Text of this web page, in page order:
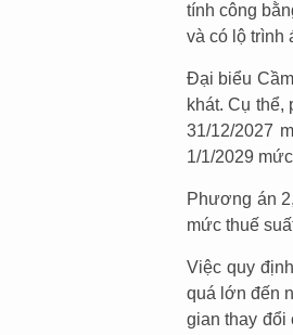
tính công
và có lộ trình
Đại biểu
khát. Cụ thể,
31/12/2027
1/1/2029
Phương án
mức thuế
Việc quy
quá lớn đến
gian thay đổi